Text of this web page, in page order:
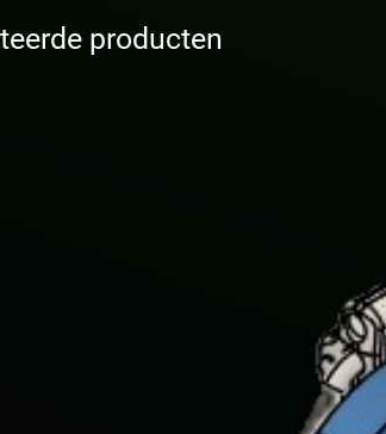
producten